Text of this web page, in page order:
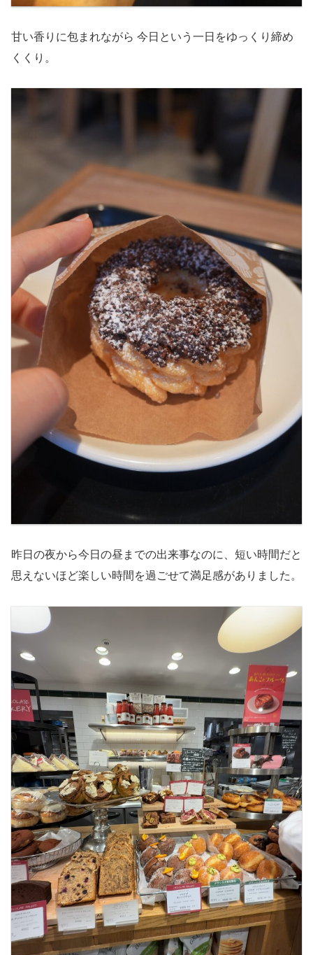
甘い香りに包まれながら 今日という一日をゆっくり締め
くくり。
昨日の夜から今日の昼までの出来事なのに、短い時間だと
思えないほど楽しい時間を過ごせて満足感がありました。